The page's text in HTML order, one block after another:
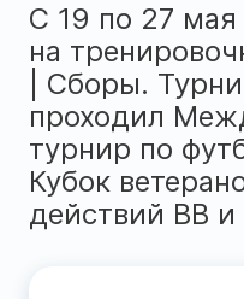
С 19 по 27 мая
на
| Сборы.
проходил
турнир по
Кубок
действий ВВ